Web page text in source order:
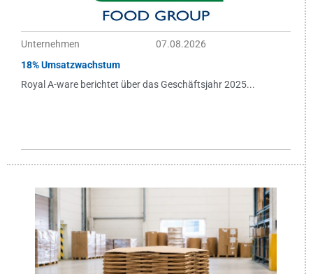
Unternehmen
07.08.2026
18% Umsatzwachstum
Royal A-ware berichtet über das Geschäftsjahr 2025...